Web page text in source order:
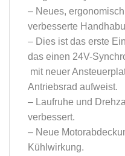
– Neues,
verbesserte
– Dies ist das erste
das einen 24V-
mit neuer
Antriebsrad aufweist.
– Laufruhe und
verbessert.
– Neue
Kühlwirkung.